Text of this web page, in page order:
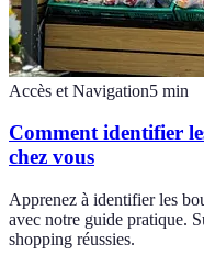
Accès et Navigation5 min
Comment identifier
chez vous
Apprenez à identifier les
avec notre guide pratique.
shopping réussies.